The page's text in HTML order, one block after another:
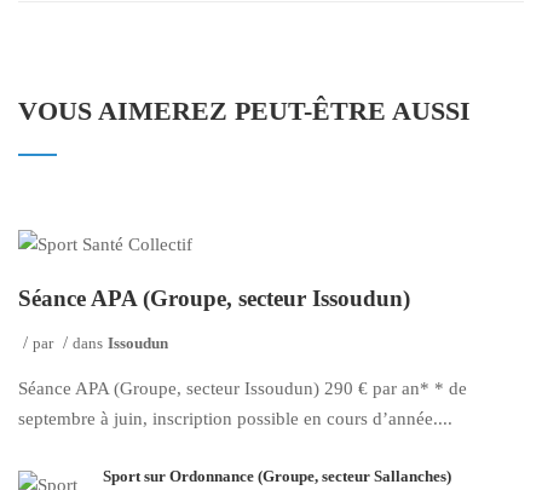
VOUS AIMEREZ PEUT-ÊTRE AUSSI
Séance APA (Groupe, secteur Issoudun)
par dans Issoudun
Séance APA (Groupe, secteur Issoudun) 290 € par an* * de
septembre à juin, inscription possible en cours d’année....
Sport sur Ordonnance (Groupe, secteur Sallanches)